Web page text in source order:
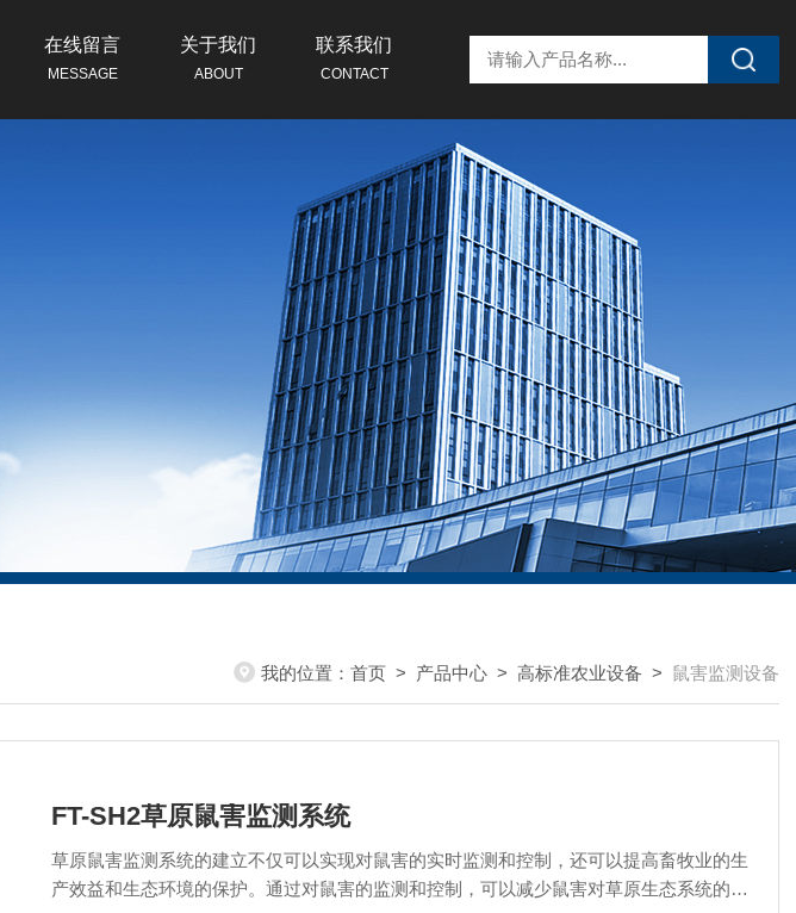
在线留言
MESSAGE
关于我们
ABOUT
联系我们
CONTACT
我的位置： 首页 > 产品中心 > 高标准农业设备 > 鼠害监测设备
FT-SH2草原鼠害监测系统
草原鼠害监测系统的建立不仅可以实现对鼠害的实时监测和控制，还可以提高畜牧业的生
产效益和生态环境的保护。通过对鼠害的监测和控制，可以减少鼠害对草原生态系统的破